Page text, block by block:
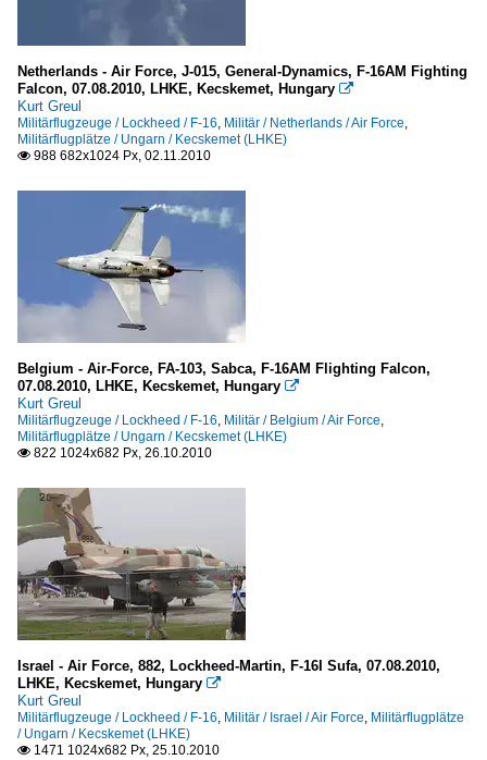
Netherlands - Air Force, J-015, General-Dynamics, F-16AM Fighting
Falcon, 07.08.2010, LHKE, Kecskemet, Hungary 
Kurt Greul
Militärflugzeuge / Lockheed / F-16, Militär / Netherlands / Air Force,
Militärflugplätze / Ungarn / Kecskemet (LHKE)
 988 682x1024 Px, 02.11.2010
Belgium - Air-Force, FA-103, Sabca, F-16AM Flighting Falcon,
07.08.2010, LHKE, Kecskemet, Hungary 
Kurt Greul
Militärflugzeuge / Lockheed / F-16, Militär / Belgium / Air Force,
Militärflugplätze / Ungarn / Kecskemet (LHKE)
 822 1024x682 Px, 26.10.2010
Israel - Air Force, 882, Lockheed-Martin, F-16I Sufa, 07.08.2010,
LHKE, Kecskemet, Hungary 
Kurt Greul
Militärflugzeuge / Lockheed / F-16, Militär / Israel / Air Force, Militärflugplätze
/ Ungarn / Kecskemet (LHKE)
 1471 1024x682 Px, 25.10.2010